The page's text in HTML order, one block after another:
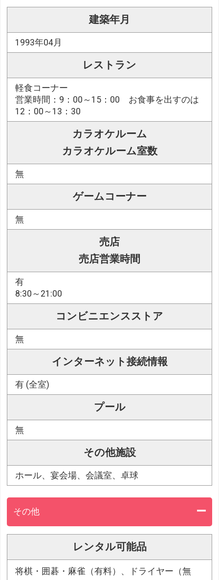
建築年月
1993年04月
レストラン
軽食コーナー
営業時間：9：00～15：00 お食事を出すのは
12：00～13：30
カラオケルーム
カラオケルーム室数
無
ゲームコーナー
無
売店
売店営業時間
有
8:30～21:00
コンビニエンスストア
無
インターネット接続情報
有 (全室)
プール
無
その他施設
ホール、宴会場、会議室、卓球
その他
レンタル可能品
将棋・囲碁・麻雀（有料）、ドライヤー（無